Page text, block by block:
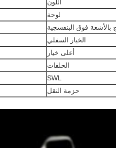
اللون
لوحة
بالأشعة فوق البنفسجية
الخيار السفلي
أعلى خيار
الحلقات
SWL
حزمة النقل